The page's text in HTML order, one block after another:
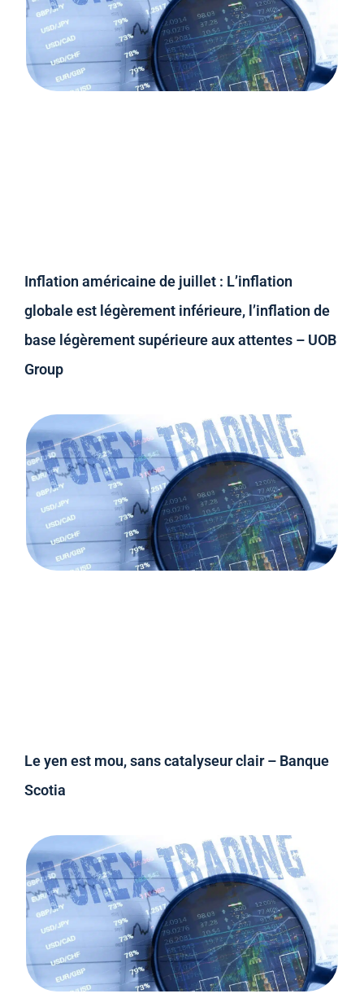
Inflation américaine de juillet : L’inflation
globale est légèrement inférieure, l’inflation de
base légèrement supérieure aux attentes – UOB
Group
Le yen est mou, sans catalyseur clair – Banque
Scotia